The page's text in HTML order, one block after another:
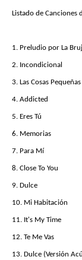
Listado de Canciones
1. Preludio por La
2. Incondicional
3. Las Cosas Pequeñas
4. Addicted
5. Eres Tú
6. Memorias
7. Para Mí
8. Close To You
9. Dulce
10. Mi Habitación
11. It's My Time
12. Te Me Vas
13. Dulce (Versión